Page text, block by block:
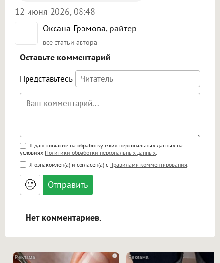
Оксана Громова, райтер
все статьи автора
12 июня 2026, 08:48
Оставьте комментарий
Представьтесь
Поддержка HTML
<b>, <strong>, <u>, <i>, <em>, <s>, <big>,
<small>, <sup>, <sub>, <pre>, <ul>, <ol>, <li>,
<blockquote>, <code> экранирует HTML,
адреса URL автоматически становятся
ссылками, и [img]адрес[/img] будет
Я даю согласие на обработку моих персональных данных на
условиях Политики обработки персональных данных
Я ознакомлен(а) и согласен(а) с Правилами комментирования
🙂
Нет комментариев.
i